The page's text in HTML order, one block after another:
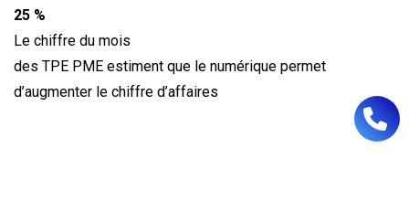
25 %
Le chiffre du mois
des TPE PME estiment que le numérique permet
d’augmenter le chiffre d’affaires